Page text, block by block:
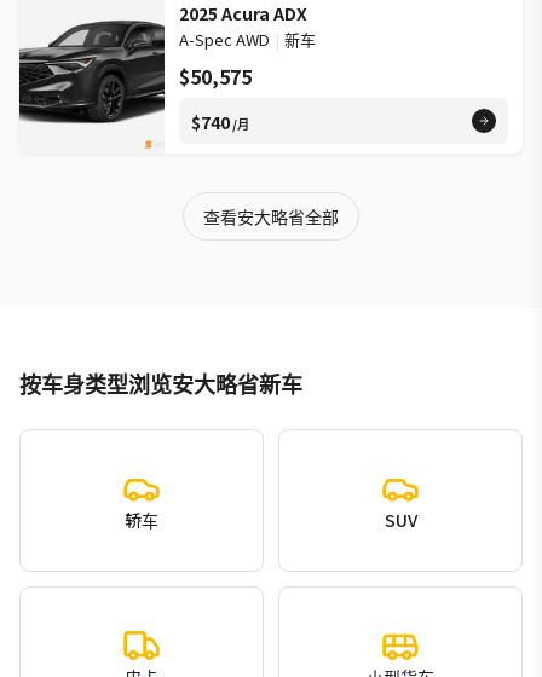
2025 Acura ADX
A-Spec AWD | 新车
$50,575
$740/月
查看安大略省全部
按车身类型浏览安大略省新车
轿车 SUV